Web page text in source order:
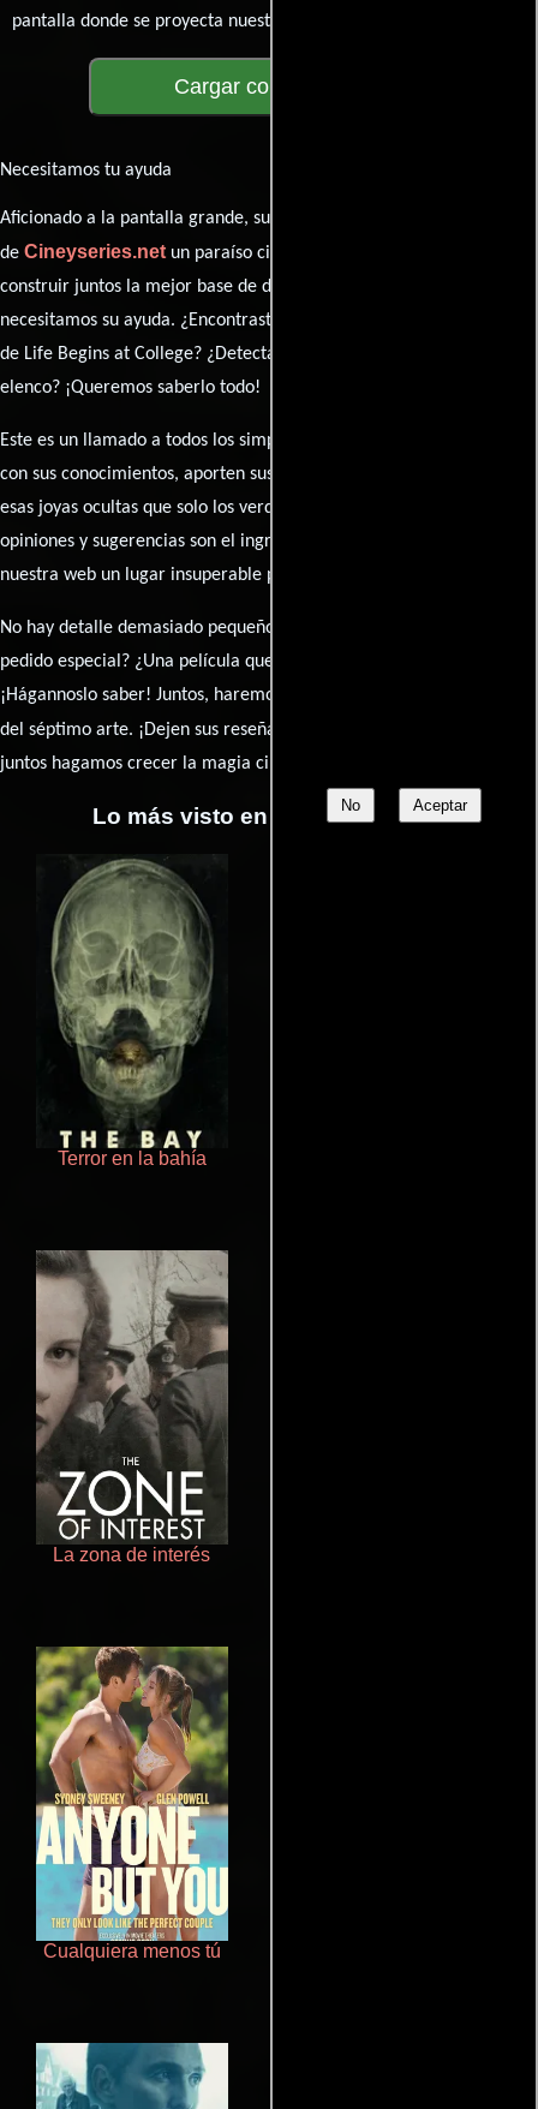
No Aceptar
pantalla donde se proyecta nuestra diversidad de opiniones!
Cargar comentarios
Necesitamos tu ayuda
Aficionado a la pantalla grande, su participación es clave para hacer
de Cineyseries.netun paraíso cinéfilo completo. Queremos
construir juntos la mejor base de datos cinematográfica, pero
necesitamos su ayuda. ¿Encontraste algún dato faltante en la ficha
de Life Begins at College? ¿Detectaste algún error en la sinopsis o el
elenco? ¡Queremos saberlo todo!
Este es un llamado a todos los simpatizantes del cine: contribuyan
con sus conocimientos, aporten sus descubrimientos y compartan
esas joyas ocultas que solo los verdaderos fanáticos conocen. Sus
opiniones y sugerencias son el ingrediente secreto que hará de
nuestra web un lugar insuperable para los amantes del celuloide.
No hay detalle demasiado pequeño ni opinión insignificante. ¿Algún
pedido especial? ¿Una película que sueñas con ver reseñada?
¡Hágannoslo saber! Juntos, haremos de esta comunidad el epicentro
del séptimo arte. ¡Dejen sus reseña en la
juntos hagamos crecer la magia cinematográfica!
Lo más visto en Cineyseries.net
Terror en la bahía
La zona de interés
Cualquiera menos tú